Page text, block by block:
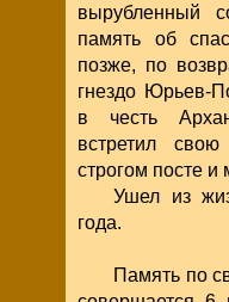
вырубленный
память об
позже, по
гнездо Юрьев-
в честь
встретил
строгом посте и
Ушел из
года.
Память по